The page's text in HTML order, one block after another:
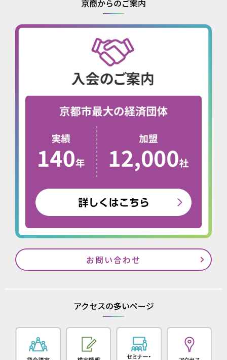
京商からのご案内
お問い合わせ
アクセスの多いページ